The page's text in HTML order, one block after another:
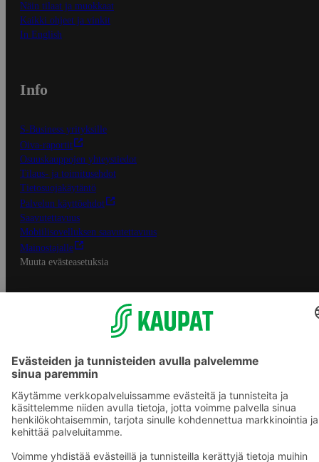
Näin tilaat ja muokkaat
Kaikki ohjeet ja vinkit
In English
Info
S-Business yrityksille
Oiva-raportit
Osuuskauppojen yhteystiedot
Tilaus- ja toimitusehdot
Tietosuojakäytäntö
Palvelun käyttöehdot
Saavutettavuus
Mobiilisovelluksen saavutettavuus
Mainostajalle
Muuta evästeasetuksia
S-ryhmän palvelut
S-ryhmä
Asiakasomistajuus
Yhteishyvä Ruoka -sovellus
S-ostoslista -sovellus
Prisma.fi
Sokos.fi
S-Pankki